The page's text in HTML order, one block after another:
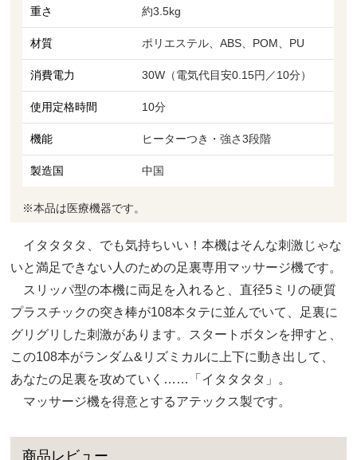
重さ 約3.5kg
材質 ポリエステル、ABS、POM、PU
消費電力 30W（電気代目安0.15円／10分）
使用定格時間 10分
機能 ヒーターつき・強さ3段階
製造国 中国
※本品は医療機器です。
イタタタタ、でも気持ちいい！本機はそんな刺激じゃな
いと満足できない人のための足裏専用マッサージ機です。
スリッパ型の本機に両足を入れると、直径5ミリの硬質
プラスチックの突き棒が108本タテに並んでいて、足裏に
グリグリした刺激があります。スタートボタンを押すと、
この108本がランダム&リズミカルに上下に動き出して、
あなたの足裏を攻めていく……「イタタタタ」。
マッサージ機を得意とするアテックス製です。
商品レビュー